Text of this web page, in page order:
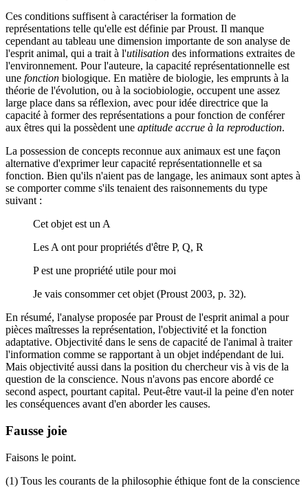
Ces conditions suffisent à caractériser la formation de
représentations telle qu'elle est définie par Proust. Il manque
cependant au tableau une dimension importante de son analyse de
l'esprit animal, qui a trait à l'utilisation des informations extraites de
l'environnement. Pour l'auteure, la capacité représentationnelle est
une fonction biologique. En matière de biologie, les emprunts à la
théorie de l'évolution, ou à la sociobiologie, occupent une assez
large place dans sa réflexion, avec pour idée directrice que la
capacité à former des représentations a pour fonction de conférer
aux êtres qui la possèdent une aptitude accrue à la reproduction.
La possession de concepts reconnue aux animaux est une façon
alternative d'exprimer leur capacité représentationnelle et sa
fonction. Bien qu'ils n'aient pas de langage, les animaux sont aptes à
se comporter comme s'ils tenaient des raisonnements du type
suivant :
Cet objet est un A
Les A ont pour propriétés d'être P, Q, R
P est une propriété utile pour moi
Je vais consommer cet objet (Proust 2003, p. 32).
En résumé, l'analyse proposée par Proust de l'esprit animal a pour
pièces maîtresses la représentation, l'objectivité et la fonction
adaptative. Objectivité dans le sens de capacité de l'animal à traiter
l'information comme se rapportant à un objet indépendant de lui.
Mais objectivité aussi dans la position du chercheur vis à vis de la
question de la conscience. Nous n'avons pas encore abordé ce
second aspect, pourtant capital. Peut-être vaut-il la peine d'en noter
les conséquences avant d'en aborder les causes.
Fausse joie
Faisons le point.
(1) Tous les courants de la philosophie éthique font de la conscience